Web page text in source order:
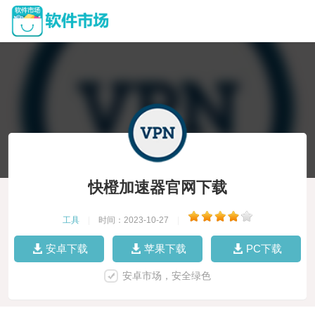
快橙加速器官网下载
工具 时间：2023-10-27
安卓下载 苹果下载 PC下载
安卓市场，安全绿色